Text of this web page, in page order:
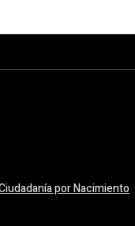
por Nacimiento